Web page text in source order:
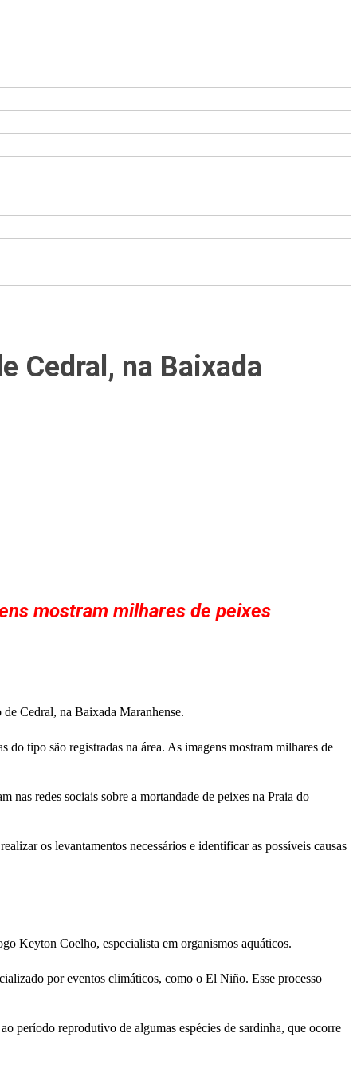
Cedral, na Baixada
mostram milhares de peixes
Cedral, na Baixada Maranhense.
tipo são registradas na área. As imagens mostram milhares de
nas redes sociais sobre a mortandade de peixes na Praia do
os levantamentos necessários e identificar as possíveis causas
Keyton Coelho, especialista em organismos aquáticos.
por eventos climáticos, como o El Niño. Esse processo
período reprodutivo de algumas espécies de sardinha, que ocorre